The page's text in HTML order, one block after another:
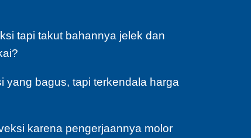
tapi takut bahannya jelek dan
yang bagus, tapi terkendala harga
karena pengerjaannya molor